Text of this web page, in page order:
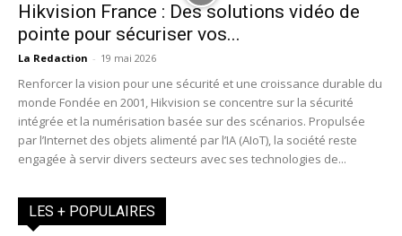
Hikvision France : Des solutions vidéo de
pointe pour sécuriser vos...
La Redaction - 19 mai 2026
Renforcer la vision pour une sécurité et une croissance durable du
monde Fondée en 2001, Hikvision se concentre sur la sécurité
intégrée et la numérisation basée sur des scénarios. Propulsée
par l’Internet des objets alimenté par l’IA (AIoT), la société reste
engagée à servir divers secteurs avec ses technologies de...
LES + POPULAIRES